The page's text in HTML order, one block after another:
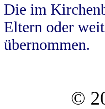
Die im
Eltern oder
übernommen.
©